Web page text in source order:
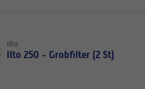
Ilto
Ilto 250 - Grobfilter (2 St)